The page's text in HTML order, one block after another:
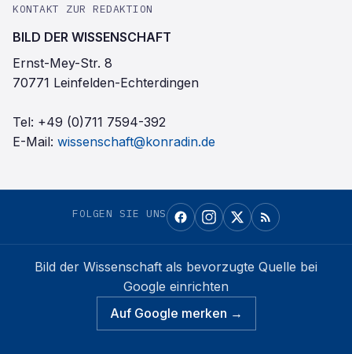
KONTAKT ZUR REDAKTION
BILD DER WISSENSCHAFT
Ernst-Mey-Str. 8
70771 Leinfelden-Echterdingen
Tel: +49 (0)711 7594-392
E-Mail: wissenschaft@konradin.de
FOLGEN SIE UNS
Bild der Wissenschaft als bevorzugte Quelle bei
Google einrichten
Auf Google merken →